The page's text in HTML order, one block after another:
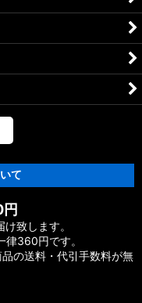
て
致します。
律360円です。
の送料・代引手数料が無